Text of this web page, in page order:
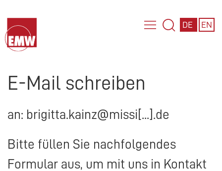
DE EN
E-Mail schreiben
an: brigitta.kainz@missi[...].de
Bitte füllen Sie nachfolgendes
Formular aus, um mit uns in Kontakt